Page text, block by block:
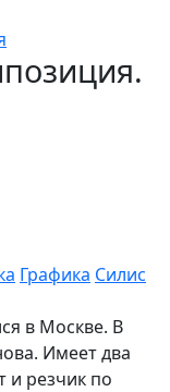
Графика Силис
в Москве. В
Имеет два
и резчик по